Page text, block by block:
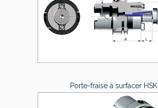
Porte-fraise à surfacer HSK